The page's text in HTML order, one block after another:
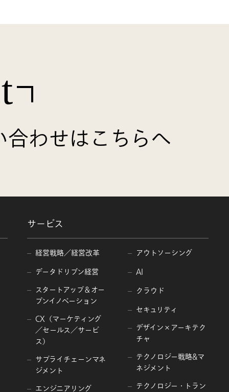
わせはこちらへ
サービス
経営戦略／経営改革
データドリブン経営
スタートアップ＆オー
プンイノベーション
CX（マーケティング
／セールス／サービ
ス）
サプライチェーンマネ
ジメント
エンジニアリング
アウトソーシング
AI
クラウド
セキュリティ
デザイン×アーキテク
チャ
テクノロジー戦略&マ
ネジメント
テクノロジー・トラン